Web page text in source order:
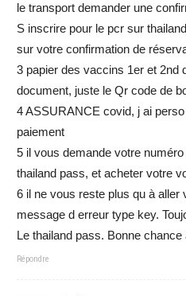
le transport demander une
S inscrire pour le pcr sur
sur votre confirmation de
3 papier des vaccins 1er et
document, juste le Qr code de
4 ASSURANCE covid, j ai
paiement
5 il vous demande votre
thailand pass, et acheter votre
6 il ne vous reste plus qu à
message d erreur type key.
Le thailand pass. Bonne chance
Répondre